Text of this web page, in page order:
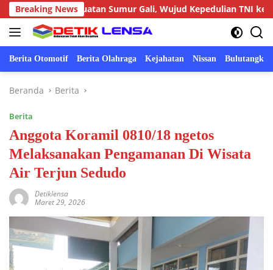
Langsung
ke
konten
Breaking News
Pembuatan Sumur Gali, Wujud Kepedulian TNI kepada
Berita Otomotif Berita Olahraga Kejahatan Nissan Bulutangkis
Beranda Berita
Berita
Anggota Koramil 0810/18 ngetos
Melaksanakan Pengamanan Di Wisata
Air Terjun Sedudo
Detiklensa
Maret 29, 2026